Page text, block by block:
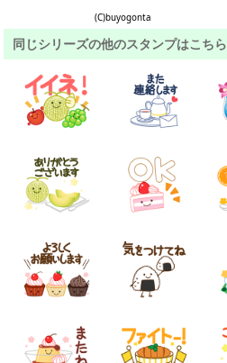
(C)buyogonta
同じシリーズの他のスタンプはこちら